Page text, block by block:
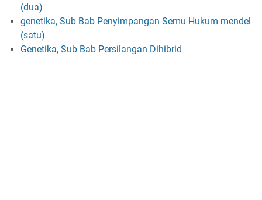
(dua)
genetika, Sub Bab Penyimpangan Semu Hukum mendel
(satu)
Genetika, Sub Bab Persilangan Dihibrid